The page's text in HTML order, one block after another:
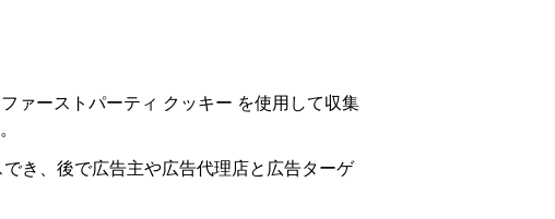
ァーストパーティ クッキー を使用して収集
き、後で広告主や広告代理店と広告ターゲ